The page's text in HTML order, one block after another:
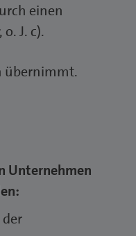
einen
J. c).
übernimmt.
Unternehmen